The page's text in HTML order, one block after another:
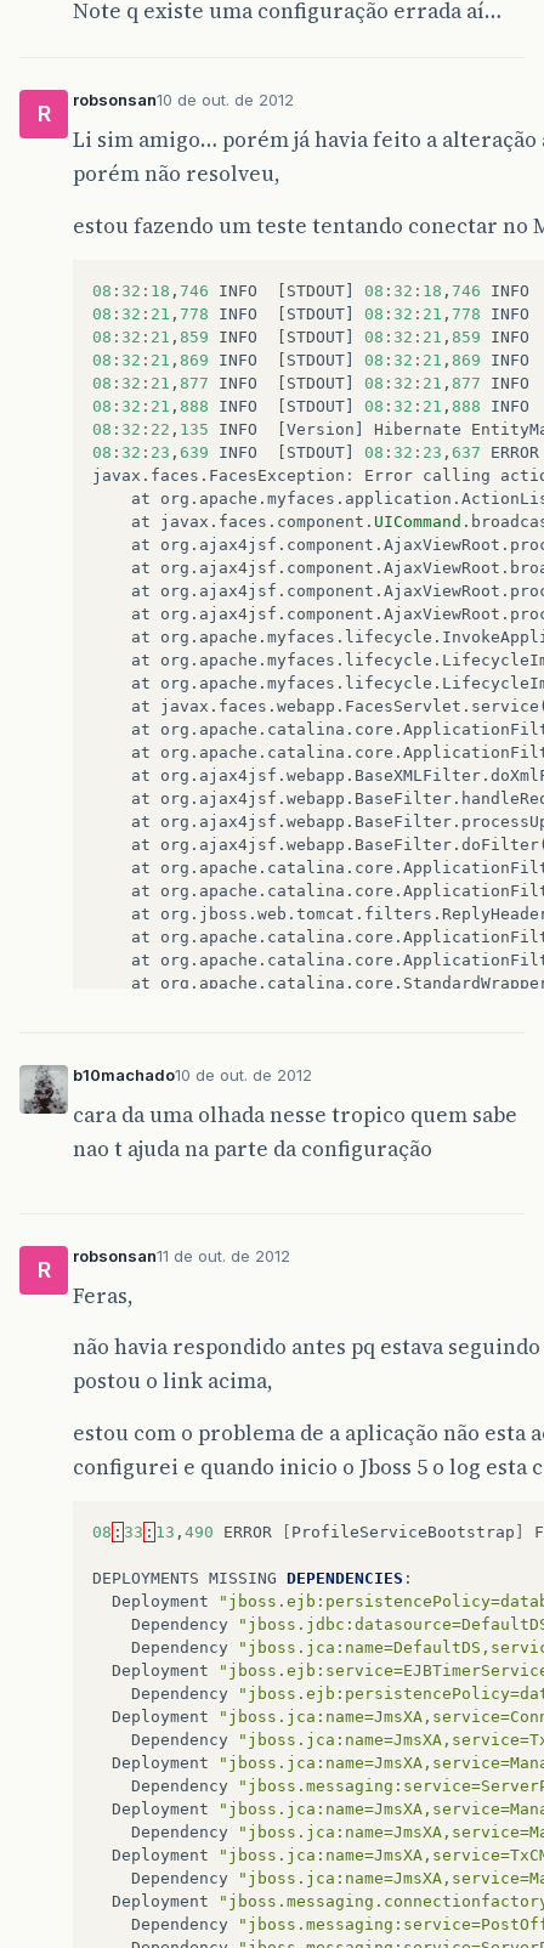
Note q existe uma configuração errada aí…
R
robsonsan10 de out. de 2012
Li sim amigo… porém já havia feito a
porém não resolveu,
estou fazendo um teste tentando conectar no
08 : 32 : 18 , 746 INFO STDOUT 08 : 32 : 18 , 746
INFO
08 : 32 : 21 , 778 INFO STDOUT 08 : 32 : 21 , 778
INFO
08 : 32 : 21 , 859 INFO STDOUT 08 : 32 : 21 , 859
INFO
08 : 32 : 21 , 869 INFO STDOUT 08 : 32 : 21 , 869
INFO
08 : 32 : 21 , 877 INFO STDOUT 08 : 32 : 21 , 877
INFO
08 : 32 : 21 , 888 INFO STDOUT 08 : 32 : 21 , 888
INFO
08 : 32 : 22 , 135 INFO Version Hibernate
08 : 32 : 23 , 639 INFO STDOUT 08 : 32 : 23 , 637
ERROR
javax . faces . FacesException : Error calling
at
org . apache . myfaces . application .
at
javax . faces . component . UICommand .
at
org . ajax4jsf . component . AjaxViewRoot .
at
org . ajax4jsf . component . AjaxViewRoot .
at
org . ajax4jsf . component . AjaxViewRoot .
at
org . ajax4jsf . component . AjaxViewRoot .
at
org . apache . myfaces . lifecycle .
at
org . apache . myfaces . lifecycle .
at
org . apache . myfaces . lifecycle .
at
javax . faces . webapp . FacesServlet . service
at
org . apache . catalina . core .
at
org . apache . catalina . core .
at
org . ajax4jsf . webapp . BaseXMLFilter .
at
org . ajax4jsf . webapp . BaseFilter .
at
org . ajax4jsf . webapp . BaseFilter .
at
org . ajax4jsf . webapp . BaseFilter . doFilter
at
org . apache . catalina . core .
at
org . apache . catalina . core .
at
org . jboss . web . tomcat . filters .
at
org . apache . catalina . core .
at
org . apache . catalina . core .
at
org . apache . catalina . core .
at org .jboss .web.tomcat
at
org. apache. catalina.core.
at
org. apache. catalina.valves.
at org. apache.coyote
at
at
javax .faces.component.
at
org.apache.
Caused
javax. ELException /paginas
at com.sun.facelets. el .TagMethodExpression
at javax.faces. component .
at javax. persistence.Persistence.
at
br . com.portalsistemaretaguarda
at
br.com . portalsistemaretaguarda .
at br.com. portalsistemaretaguarda.
at sun.reflect.NativeMethodAccessorImpl .
at
sun. reflect. NativeMethodAccessorImpl .
at sun.reflect.
at
java . lang.reflect .Method.invoke (Unknown
at org.apache .el. parser.AstValue. invoke(
at
org. apache.el . MethodExpressionImpl.
at com.sun facelets.el.TagMethodExpression
... 37 more
b10machado10 de out. de 2012
cara da uma olhada nesse tropico quem sabe
nao t ajuda na parte da configuração
R
robsonsan11 de out. de 2012
Feras,
não havia respondido antes pq estava
postou o link acima,
estou com o problema de a aplicação não esta
configurei e quando inicio o Jboss 5 o log esta
08 : 33 : 13 , 490 ERROR ProfileServiceBootstrap
DEPLOYMENTS MISSING DEPENDENCIES :
Deployment
Dependency
Dependency
Deployment
Dependency
Deployment
Dependency
Deployment
Dependency
Deployment
Dependency
Deployment
Dependency
Deployment
Dependency